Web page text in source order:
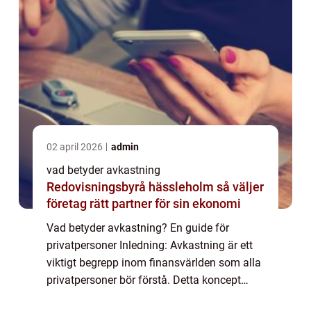
02 april 2026 admin
vad betyder avkastning
Redovisningsbyrå hässleholm så väljer
företag rätt partner för sin ekonomi
Vad betyder avkastning? En guide för
privatpersoner Inledning: Avkastning är ett
viktigt begrepp inom finansvärlden som alla
privatpersoner bör förstå. Detta koncept